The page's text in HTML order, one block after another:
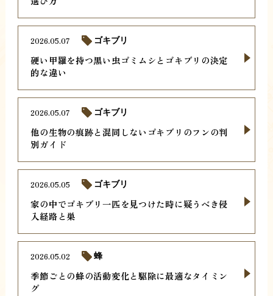
硬い甲羅を持つ黒い虫ゴミムシとゴキブリの決定
的な違い
2026.05.07 ゴキブリ
他の生物の痕跡と混同しないゴキブリのフンの判
別ガイド
2026.05.07 ゴキブリ
家の中でゴキブリ一匹を見つけた時に疑うべき侵
入経路と巣
2026.05.05 ゴキブリ
季節ごとの蜂の活動変化と駆除に最適なタイミン
グ
2026.05.02 蜂